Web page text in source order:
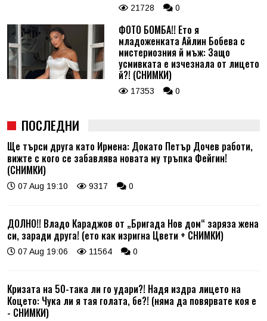
21728 0
ФОТО БОМБА!! Ето я
младоженката Айлин Бобева с
мистериозния й мъж: Защо
усмивката е изчезнала от лицето
й?! (СНИМКИ)
17353 0
ПОСЛЕДНИ
Ще търси друга като Ирмена: Докато Петър Дочев работи,
вижте с кого се забавлява новата му тръпка Фейгин!
(СНИМКИ)
07 Aug 19:10 9317 0
ДОЛНО!! Владо Караджов от „Бригада Нов дом“ заряза жена
си, заради друга! (ето как изригна Цвети + СНИМКИ)
07 Aug 19:06 11564 0
Кризата на 50-така ли го удари?! Надя издра лицето на
Коцето: Чука ли я тая голата, бе?! (няма да повярвате коя е
- СНИМКИ)